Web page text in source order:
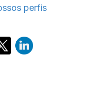
perfis